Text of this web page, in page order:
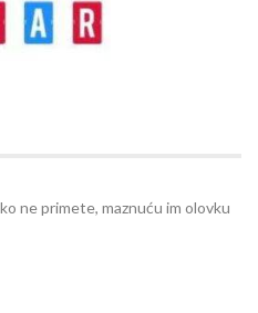
ne primete, maznuću im olovku